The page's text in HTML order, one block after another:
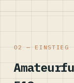
02 — EINSTIEG